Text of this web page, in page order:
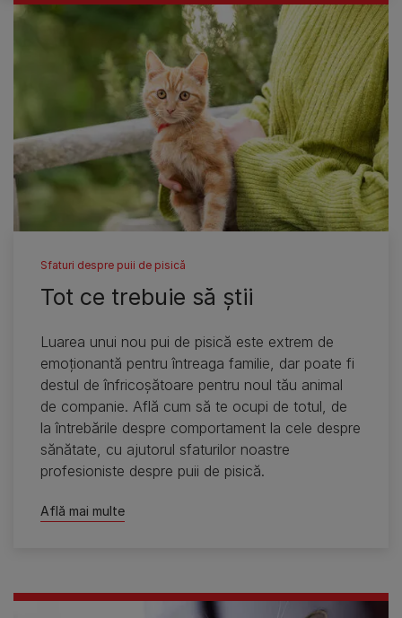
Sfaturi despre puii de pisică
Tot ce trebuie să ştii
Luarea unui nou pui de pisică este extrem de
emoţionantă pentru întreaga familie, dar poate fi
destul de înfricoşătoare pentru noul tău animal
de companie. Află cum să te ocupi de totul, de
la întrebările despre comportament la cele despre
sănătate, cu ajutorul sfaturilor noastre
profesioniste despre puii de pisică.
Află mai multe